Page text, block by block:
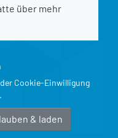
über mehr
Cookie-Einwilligung
& laden